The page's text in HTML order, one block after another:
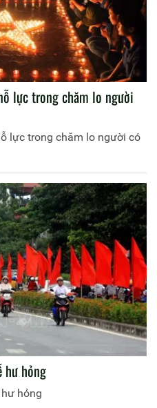
lực trong chăm lo người
lực trong chăm lo người có
hư hỏng
hư hỏng